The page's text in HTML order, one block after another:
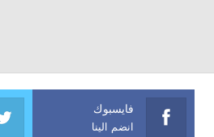
فايسبوك
انضم الينا